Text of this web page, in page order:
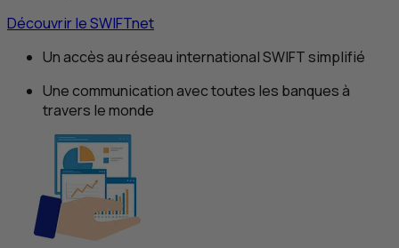
Découvrir leSWIFTnet
Un accès au réseau internationalSWIFTsimplifié
Une communication avec toutes les banques à
travers le monde